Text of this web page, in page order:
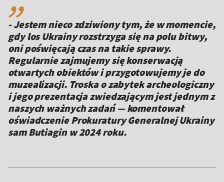
- Jestem nieco zdziwiony tym, że w momencie,
gdy los Ukrainy rozstrzyga się na polu bitwy,
oni poświęcają czas na takie sprawy.
Regularnie zajmujemy się konserwacją
otwartych obiektów i przygotowujemy je do
muzealizacji. Troska o zabytek archeologiczny
i jego prezentacja zwiedzającym jest jednym z
naszych ważnych zadań — komentował
oświadczenie Prokuratury Generalnej Ukrainy
sam Butiagin w 2024 roku.